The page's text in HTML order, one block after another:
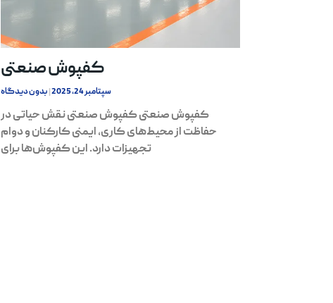
کفپوش صنعتی
سپتامبر 24, 2025 بدون دیدگاه
کفپوش صنعتی کفپوش صنعتی نقش حیاتی در
حفاظت از محیط‌های کاری، ایمنی کارکنان و دوام
تجهیزات دارد. این کفپوش‌ها برای